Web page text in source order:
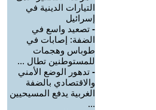
التيارات الدينية في
إسرائيل
- تصعيد واسع في
الضفة: إصابات في
طوباس وهجمات
للمستوطنين تطال ...
- تدهور الوضع الأمني
والاقتصادي بالضفة
الغربية يدفع المسيحيين
...